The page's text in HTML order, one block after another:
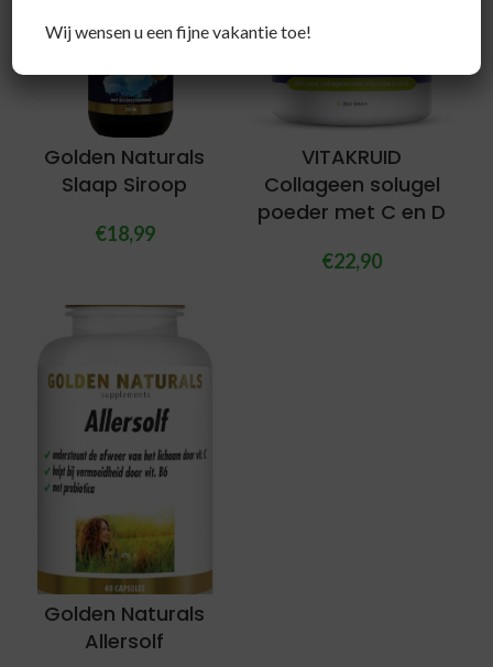
Golden Naturals
Slaap Siroop
€18,99
VITAKRUID
Collageen solugel
poeder met C en D
€22,90
Golden Naturals
Allersolf
Wij wensen u een fijne vakantie toe!